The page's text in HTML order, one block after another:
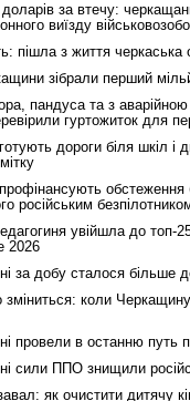
за втечу:
виїзду
пішла з життя черкаська
зібрали перший
пандуса та з
гуртожиток для
дороги біля шкіл і
обстеження
російським
увійшла до топ-
2026
за добу сталося більше
зміниться: коли
провели в останню путь
сили ППО знищили
як очистити дитячу